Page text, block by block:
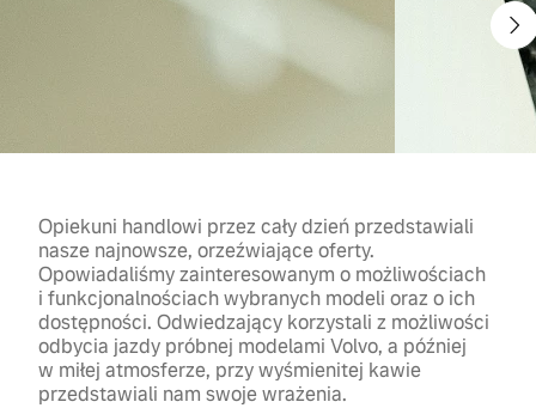
Opiekuni handlowi przez cały dzień przedstawiali
nasze najnowsze, orzeźwiające oferty.
Opowiadaliśmy zainteresowanym o możliwościach
i funkcjonalnościach wybranych modeli oraz o ich
dostępności. Odwiedzający korzystali z możliwości
odbycia jazdy próbnej modelami Volvo, a później
w miłej atmosferze, przy wyśmienitej kawie
przedstawiali nam swoje wrażenia.